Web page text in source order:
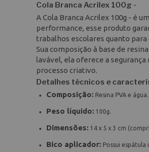
Cola Branca Acrilex 100g -
A Cola Branca Acrilex 100g - é
performance, esse produto
trabalhos escolares quanto
Sua composição à base de
lavável, ela oferece a
processo criativo.
Detalhes técnicos e
Composição: Resina PVA e água.
Peso líquido: 100g.
Dimensões: 14 x 5 x 3 cm
Bico aplicador: Possui